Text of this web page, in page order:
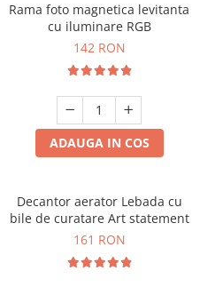
Rama foto magnetica levitanta
cu iluminare RGB
142 RON
ADAUGA IN COS
Decantor aerator Lebada cu
bile de curatare Art statement
161 RON